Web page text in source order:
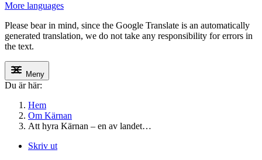
More languages
Please bear in mind, since the Google Translate is an automatically
generated translation, we do not take any responsibility for errors in
the text.
Meny
Du är här:
Hem
Om Kärnan
Att hyra Kärnan – en av landet…
Skriv ut